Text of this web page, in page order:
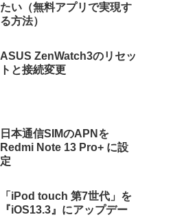
たい（無料アプリで実現す
る方法）
ASUS ZenWatch3のリセッ
トと接続変更
日本通信SIMのAPNを
Redmi Note 13 Pro+ に設
定
「iPod touch 第7世代」を
『iOS13.3』にアップデー